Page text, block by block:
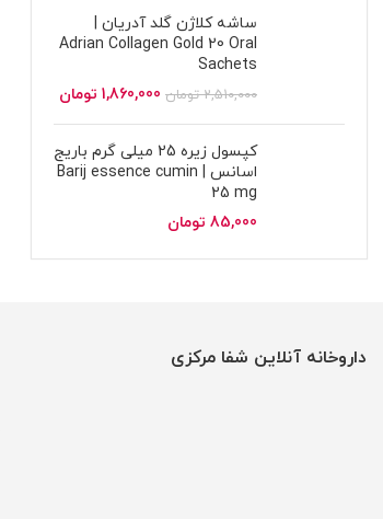
ساشه کلاژن گلد آدریان |
Adrian Collagen Gold 20 Oral
Sachets
2,510,000 تومان 1,860,000 تومان
کپسول زیره 25 میلی گرم باریج
اسانس | Barij essence cumin
25 mg
85,000 تومان
داروخانه آنلاین شفا مرکزی